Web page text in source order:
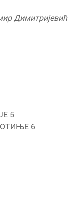
Димитријевић
5
6